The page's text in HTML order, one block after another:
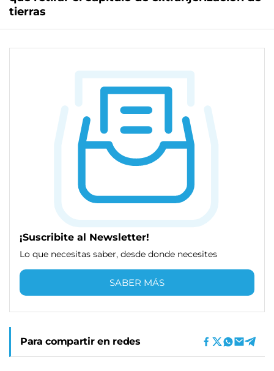
tierras
¡Suscribite al Newsletter!
Lo que necesitas saber, desde donde necesites
SABER MÁS
Para compartir en redes